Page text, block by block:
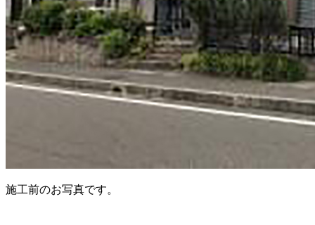
施工前のお写真です。